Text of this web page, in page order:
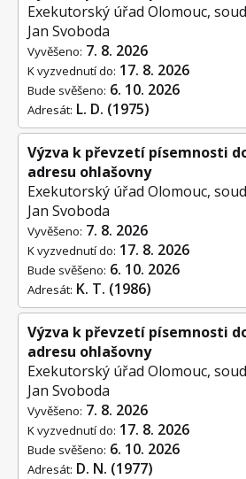
Exekutorský úřad Olomouc,
Jan Svoboda
Vyvěšeno: 7. 8. 2026
Adresát: L. D. (1975)
K vyzvednutí do: 17. 8. 2026
Bude svěšeno: 6. 10. 2026
Výzva k převzetí písemnosti
adresu ohlašovny
Exekutorský úřad Olomouc,
Jan Svoboda
Vyvěšeno: 7. 8. 2026
Adresát: K. T. (1986)
K vyzvednutí do: 17. 8. 2026
Bude svěšeno: 6. 10. 2026
Výzva k převzetí písemnosti
adresu ohlašovny
Exekutorský úřad Olomouc,
Jan Svoboda
Vyvěšeno: 7. 8. 2026
Adresát: D. N. (1977)
K vyzvednutí do: 17. 8. 2026
Bude svěšeno: 6. 10. 2026